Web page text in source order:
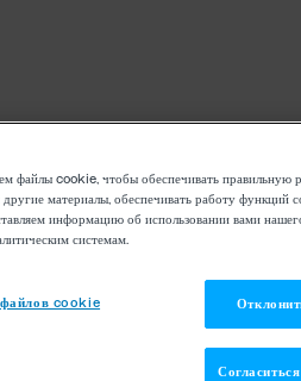
файлы cookie, чтобы обеспечивать правильную
другие материалы, обеспечивать работу функций
информацию об использовании вами
системам.
cookie